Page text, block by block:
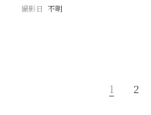
撮影日 不明
1 2